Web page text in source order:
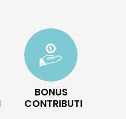
BONUS
CONTRIBUTI